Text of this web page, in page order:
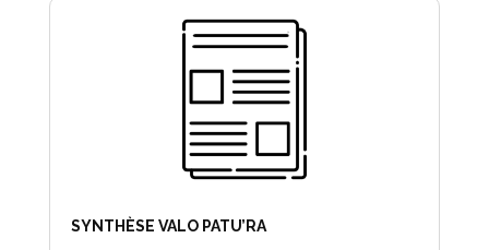
SYNTHÈSE VALO PATU’RA